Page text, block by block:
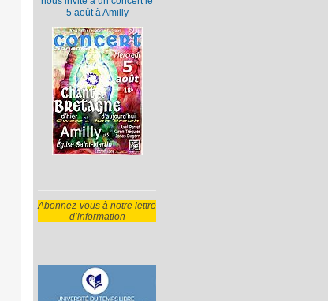
5 août à Amilly
Abonnez-vous à notre lettre
d’information